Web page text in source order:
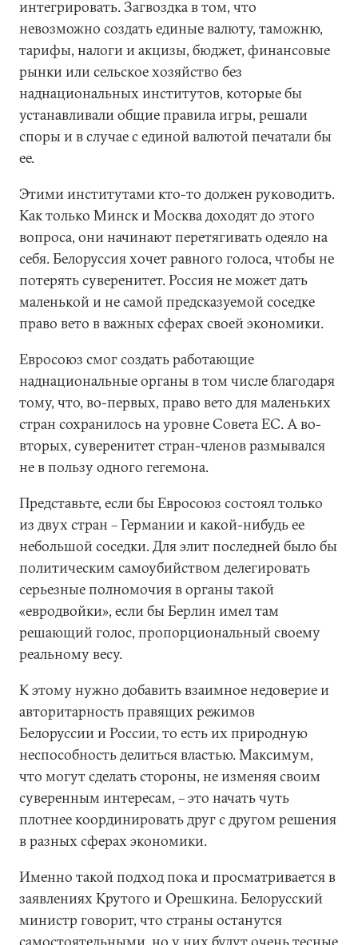
интегрировать. Загвоздка в том, что
невозможно создать единые валюту, таможню,
тарифы, налоги и акцизы, бюджет, финансовые
рынки или сельское хозяйство без
наднациональных институтов, которые бы
устанавливали общие правила игры, решали
споры и в случае с единой валютой печатали бы
ее.
Этими институтами кто-то должен руководить.
Как только Минск и Москва доходят до этого
вопроса, они начинают перетягивать одеяло на
себя. Белоруссия хочет равного голоса, чтобы не
потерять суверенитет. Россия не может дать
маленькой и не самой предсказуемой соседке
право вето в важных сферах своей экономики.
Евросоюз смог создать работающие
наднациональные органы в том числе благодаря
тому, что, во-первых, право вето для маленьких
стран сохранилось на уровне Совета ЕС. А во-
вторых, суверенитет стран-членов размывался
не в пользу одного гегемона.
Представьте, если бы Евросоюз состоял только
из двух стран – Германии и какой-нибудь ее
небольшой соседки. Для элит последней было бы
политическим самоубийством делегировать
серьезные полномочия в органы такой
«евродвойки», если бы Берлин имел там
решающий голос, пропорциональный своему
реальному весу.
К этому нужно добавить взаимное недоверие и
авторитарность правящих режимов
Белоруссии и России, то есть их природную
неспособность делиться властью. Максимум,
что могут сделать стороны, не изменяя своим
суверенным интересам, – это начать чуть
плотнее координировать друг с другом решения
в разных сферах экономики.
Именно такой подход пока и просматривается в
заявлениях Крутого и Орешкина. Белорусский
министр говорит, что страны останутся